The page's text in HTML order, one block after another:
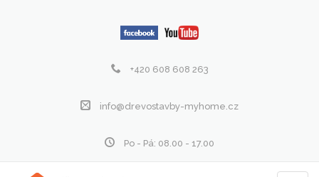
+420 608 608 263
info@drevostavby-myhome.cz
Po - Pá: 08.00 - 17.00